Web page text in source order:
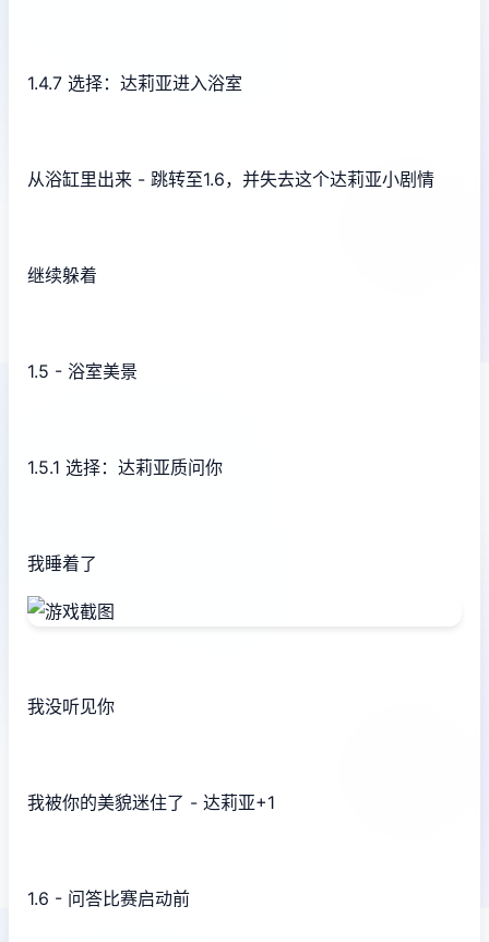
1.4.7 选择：达莉亚进入浴室
从浴缸里出来 - 跳转至1.6，并失去这个达莉亚小剧情
继续躲着
1.5 - 浴室美景
1.5.1 选择：达莉亚质问你
我睡着了
我没听见你
我被你的美貌迷住了 - 达莉亚+1
1.6 - 问答比赛启动前